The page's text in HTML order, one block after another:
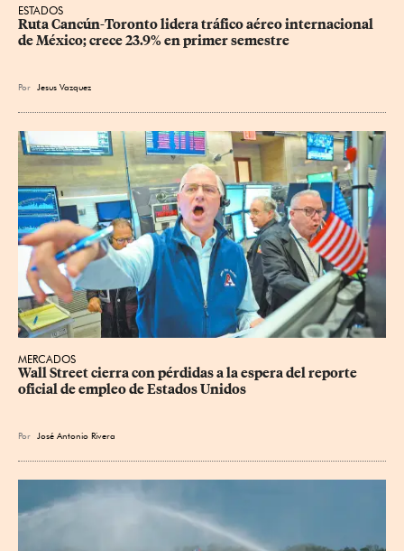
ESTADOS
Ruta Cancún-Toronto lidera tráfico aéreo internacional
de México; crece 23.9% en primer semestre
Por Jesus Vazquez
MERCADOS
Wall Street cierra con pérdidas a la espera del reporte
oficial de empleo de Estados Unidos
Por José Antonio Rivera